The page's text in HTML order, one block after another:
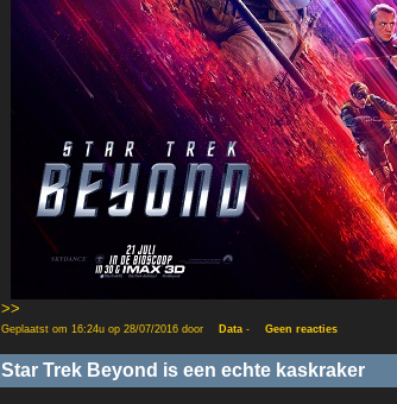
>>
Geplaatst om 16:24u op 28/07/2016 door Data - Geen reacties
Star Trek Beyond is een echte kaskraker